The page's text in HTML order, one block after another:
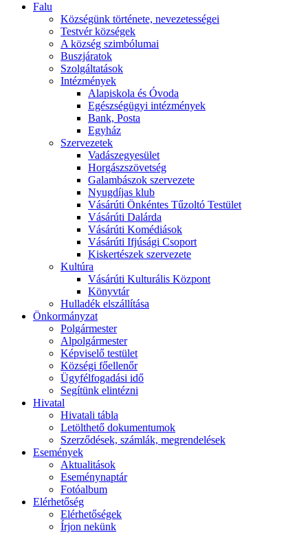
Falu
Községünk története, nevezetességei
Testvér községek
A község szimbólumai
Buszjáratok
Szolgáltatások
Intézmények
Alapiskola és Óvoda
Egészségügyi intézmények
Bank, Posta
Egyház
Szervezetek
Vadászegyesület
Horgászszövetség
Galambászok szervezete
Nyugdíjas klub
Vásárúti Önkéntes Tűzoltó Testület
Vásárúti Dalárda
Vásárúti Komédiások
Vásárúti Ifjúsági Csoport
Kiskertészek szervezete
Kultúra
Vásárúti Kulturális Központ
Könyvtár
Hulladék elszállítása
Önkormányzat
Polgármester
Alpolgármester
Képviselő testület
Községi főellenőr
Ügyfélfogadási idő
Segítünk elintézni
Hivatal
Hivatali tábla
Letölthető dokumentumok
Szerződések, számlák, megrendelések
Események
Aktualitások
Eseménynaptár
Fotóalbum
Elérhetőség
Elérhetőségek
Írjon nekünk